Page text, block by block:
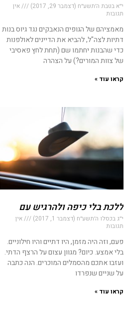
י״א בטבת ה׳תשע״ח (דצמבר 29, 2017)
אין
תגובות
מאמציהם של הגופים הנאבקים נגד גיוס בנות
דתיות לצה"ל, להביא את הדיינים לאולפנות
כדי שהבנות יחתמו שם (תחת לחץ פאסיבי
של צוות המורים?) על הצהרה
קראו עוד »
ללכת בלי כיפה ולהרגיש עם
י״ג בכסלו ה׳תשע״ח (דצמבר 1, 2017)
אין
תגובות
פעם, וזה היה מזמן, היו דתיים והיו חילוניים.
בלי אמצע. כיום? מגוון עצום על הרצף הדתי.
ועזבו אתכם מהסמלים המוכרים. הנה כתבה
על שניים שנפרדו
קראו עוד »